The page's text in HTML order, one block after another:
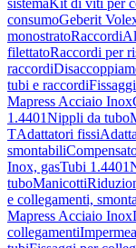
sistemaKit di viti per
consumoGeberit
monostratoRaccordi
filettatoRaccordi per
raccordi
tubi e raccordi
Mapress Acciaio Inox
1.4401Nippli da tubo
TAdattatori fissi
smontabili
Inox, gasTubi 1.4401
tuboManicotti
e collegamenti,
Mapress Acciaio Inox
collegamenti